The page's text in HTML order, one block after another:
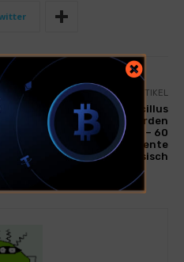
NÄCHSTER ARTIKEL
Apyforme – Lactobacillus
Gasseri – Bis zu 50 Milliarden
KBE/Tag – 60
Magensaftresistente
Kapseln – 100% Französisch